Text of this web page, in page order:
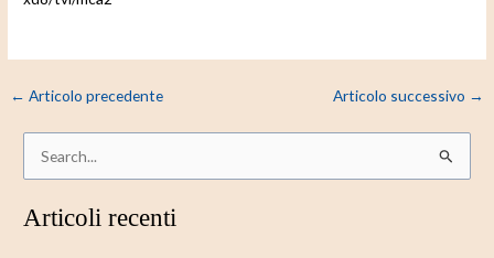
← Articolo precedente Articolo successivo →
rArticoli recenti